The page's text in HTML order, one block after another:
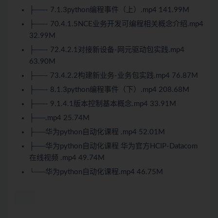
├──- 7.1.3python编程事件（上）.mp4 141.99M
├──- 70.4.1.5NCE业务开发可编程相关概念介绍.mp4
32.99M
├──- 72.4.2.1对接新设备-网元驱动包实践.mp4
63.90M
├──- 73.4.2.2构建新业务-业务包实践.mp4 76.87M
├──- 8.1.3python编程事件（下）.mp4 208.68M
├──- 9.1.4.1版本控制基本概念.mp4 33.91M
├──.mp4 25.74M
├──华为python自动化课程 .mp4 52.01M
├──华为python自动化课程 华为官方HCIP-Datacom
在线视频 .mp4 49.74M
└──华为python自动化课程.mp4 46.75M